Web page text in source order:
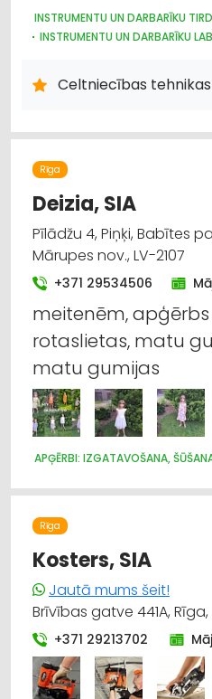
INSTRUMENTU UN DARBARĪKU
INSTRUMENTU UN DARBARĪKU
DĀRZA TEHNIKA UN INVENTĀRS
IEKRAUŠANAS UN IZKRAUŠANAS
DZINĒJI, MOTORI, TO REMONTS
METĀLAPSTRĀDES IEKĀRTAS UN
HIDRAULISKĀS UN PNEIMATISKĀS
LABIEKĀRTOŠANA,
UZKOPŠANAS LĪDZEKĻI UN
Celtniecības
Rīga
Deizia, SIA
Pīlādžu 4, Piņķi, Babītes
Mārupes nov., LV-2107
+371 29534506
meitenēm, apģērbs
rotaslietas, matu
matu gumijas
APĢĒRBI: IZGATAVOŠANA,
Rīga
Kosters, SIA
Jautā mums šeit!
Brīvības gatve 441A, Rīga,
+371 29213702